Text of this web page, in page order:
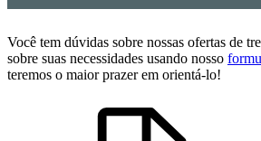
Você tem dúvidas sobre nossas ofertas de
sobre suas necessidades usando nosso
teremos o maior prazer em orientá-lo!